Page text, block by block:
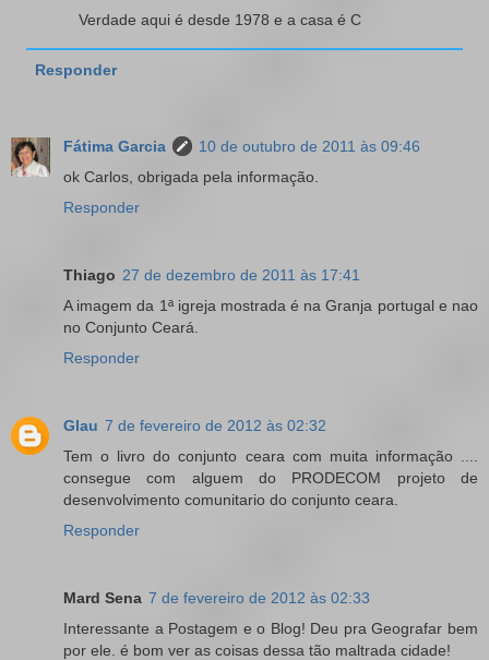
Verdade aqui é desde 1978 e a casa é C
Responder
Fátima Garcia
10 de outubro de 2011 às 09:46
ok Carlos, obrigada pela informação.
Responder
Thiago 27 de dezembro de 2011 às 17:41
A imagem da 1ª igreja mostrada é na Granja portugal e nao
no Conjunto Ceará.
Responder
Glau 7 de fevereiro de 2012 às 02:32
Tem o livro do conjunto ceara com muita informação ....
consegue com alguem do PRODECOM projeto de
desenvolvimento comunitario do conjunto ceara.
Responder
Mard Sena 7 de fevereiro de 2012 às 02:33
Interessante a Postagem e o Blog! Deu pra Geografar bem
por ele. é bom ver as coisas dessa tão maltrada cidade!